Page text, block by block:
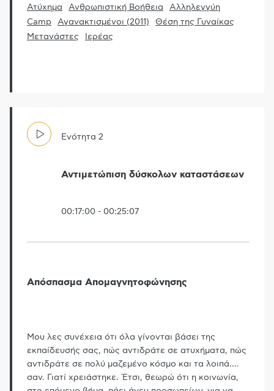
Ατύχημα
Ανθρωπιστική Βοήθεια
Αλληλεγγύη
Camp
Αγανακτισμένοι (2011)
Θέση της Γυναίκας
Μετανάστες
Ιερέας
Ενότητα 2
Αντιμετώπιση δύσκολων καταστάσεων
00:17:00 - 00:25:07
Απόσπασμα Απομαγνητοφώνησης
Μου λες συνέχεια ότι όλα γίνονται βάσει της
εκπαίδευσής σας, πώς αντιδράτε σε ατυχήματα, πώς
αντιδράτε σε πολύ μαζεμένο κόσμο και τα λοιπά.…
σαν. Γιατί χρειάστηκε. Έτσι, θεωρώ ότι η κοινωνία,